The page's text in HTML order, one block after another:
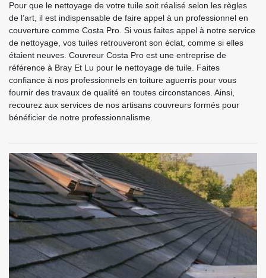
Pour que le nettoyage de votre tuile soit réalisé selon les règles
de l’art, il est indispensable de faire appel à un professionnel en
couverture comme Costa Pro. Si vous faites appel à notre service
de nettoyage, vos tuiles retrouveront son éclat, comme si elles
étaient neuves. Couvreur Costa Pro est une entreprise de
référence à Bray Et Lu pour le nettoyage de tuile. Faites
confiance à nos professionnels en toiture aguerris pour vous
fournir des travaux de qualité en toutes circonstances. Ainsi,
recourez aux services de nos artisans couvreurs formés pour
bénéficier de notre professionnalisme.